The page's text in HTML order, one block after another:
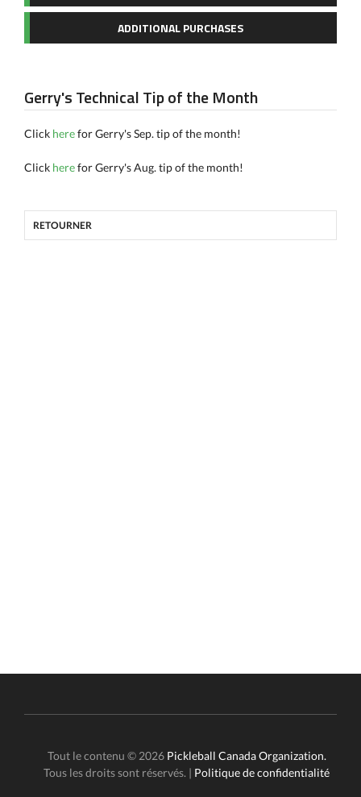
ADDITIONAL PURCHASES
Gerry's Technical Tip of the Month
Click herefor Gerry's Sep. tip of the month!
Click herefor Gerry's Aug. tip of the month!
RETOURNER
Tout le contenu © 2026 Pickleball Canada Organization.
Tous les droits sont réservés. | Politique de confidentialité